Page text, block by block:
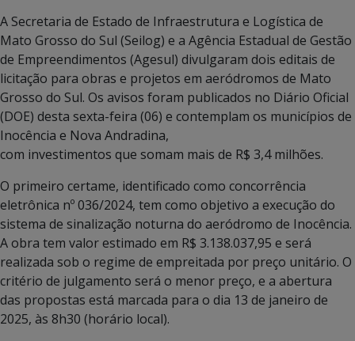
A Secretaria de Estado de Infraestrutura e Logística de
Mato Grosso do Sul (Seilog) e a Agência Estadual de Gestão
de Empreendimentos (Agesul) divulgaram dois editais de
licitação para obras e projetos em aeródromos de Mato
Grosso do Sul. Os avisos foram publicados no Diário Oficial
(DOE) desta sexta-feira (06) e contemplam os municípios de
Inocência e Nova Andradina,
com investimentos que somam mais de R$ 3,4 milhões.
O primeiro certame, identificado como concorrência
eletrônica nº 036/2024, tem como objetivo a execução do
sistema de sinalização noturna do aeródromo de Inocência.
A obra tem valor estimado em R$ 3.138.037,95 e será
realizada sob o regime de empreitada por preço unitário. O
critério de julgamento será o menor preço, e a abertura
das propostas está marcada para o dia 13 de janeiro de
2025, às 8h30 (horário local).